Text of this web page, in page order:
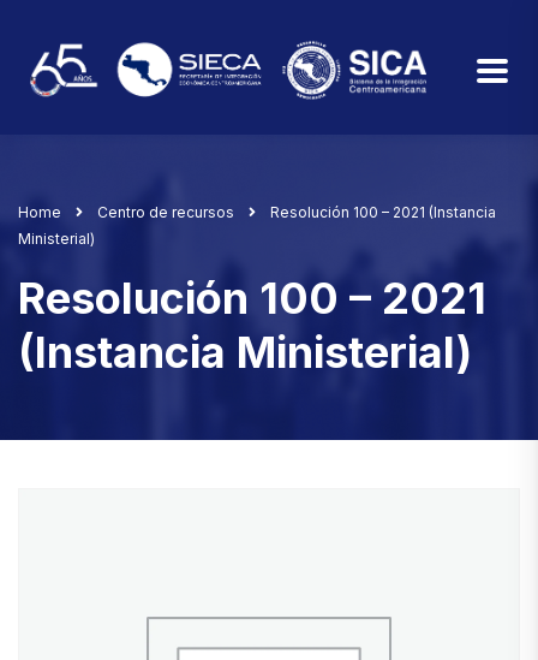
Home Centro de recursos
Resolución 100 – 2021 (Instancia
Ministerial)
Resolución 100 – 2021
(Instancia Ministerial)